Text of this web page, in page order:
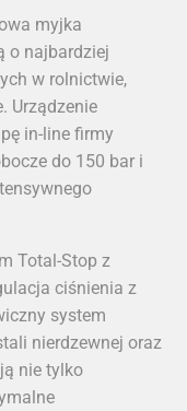
myjka
o najbardziej
w rolnictwie,
Urządzenie
in-line firmy
do 150 bar i
Total-Stop z
ciśnienia z
system
nierdzewnej oraz
nie tylko